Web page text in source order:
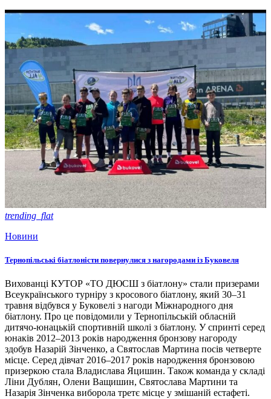
trending_flat
Новини
Тернопільські біатлоністи повернулися з нагородами із Буковеля
Вихованці КУТОР «ТО ДЮСШ з біатлону» стали призерами
Всеукраїнського турніру з кросового біатлону, який 30–31
травня відбувся у Буковелі з нагоди Міжнародного дня
біатлону. Про це повідомили у Тернопільській обласній
дитячо-юнацькій спортивній школі з біатлону. У спринті серед
юнаків 2012–2013 років народження бронзову нагороду
здобув Назарій Зінченко, а Святослав Мартина посів четверте
місце. Серед дівчат 2016–2017 років народження бронзовою
призеркою стала Владислава Яцишин. Також команда у складі
Ліни Дублян, Олени Ващишин, Святослава Мартини та
Назарія Зінченка виборола третє місце у змішаній естафеті.